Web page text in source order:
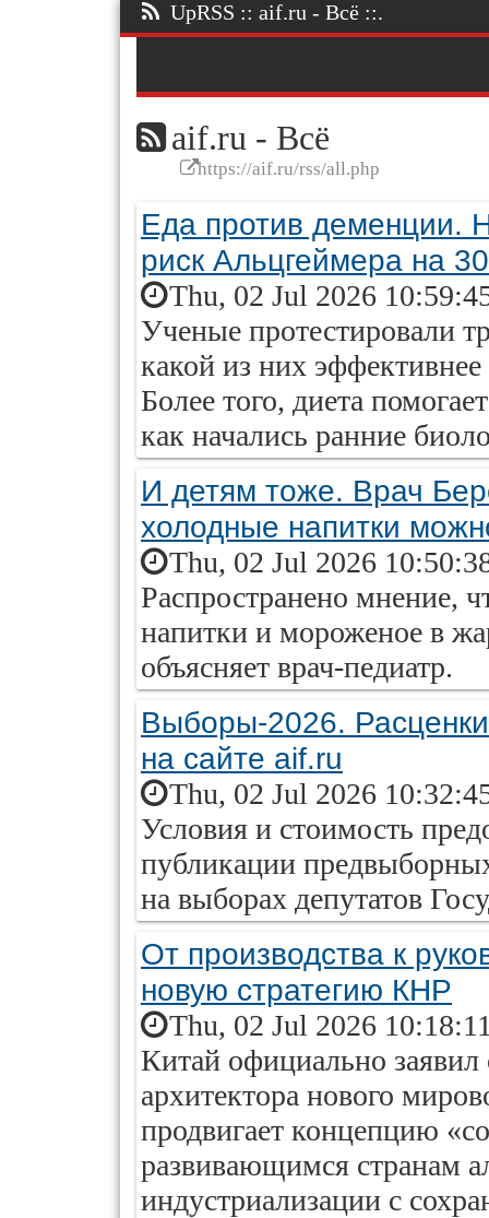
UpRSS :: aif.ru - Всё ::.
aif.ru - Всё
https://aif.ru/rss/all.php
Еда против деменции.
риск Альцгеймера на
Thu, 02 Jul 2026
Ученые протестировали
какой из них
Более того, диета
как начались ранние
И детям тоже. Врач
холодные напитки
Thu, 02 Jul 2026
Распространено мнение,
напитки и мороженое в
объясняет врач-педиатр.
Выборы-2026.
на сайте aif.ru
Thu, 02 Jul 2026
Условия и стоимость
публикации
на выборах депутатов
От производства к
новую стратегию КНР
Thu, 02 Jul 2026
Китай официально заявил
архитектора нового
продвигает концепцию
развивающимся странам
индустриализации с